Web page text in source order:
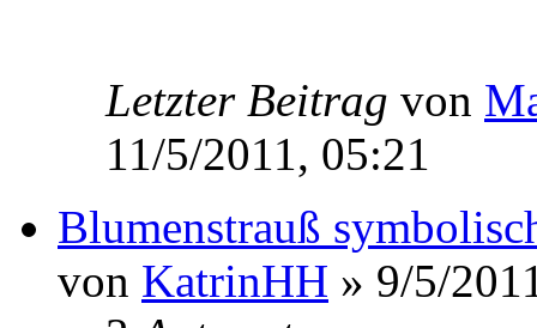
Letzter Beitrag von
11/5/2011, 05:21
Blumenstrauß
von KatrinHH » 9/5/